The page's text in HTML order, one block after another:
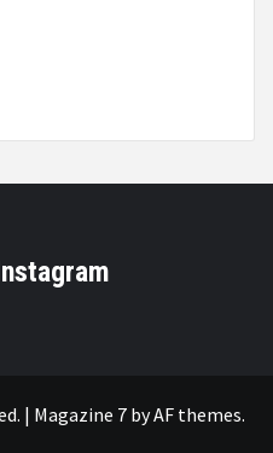
| Magazine 7by AF themes.